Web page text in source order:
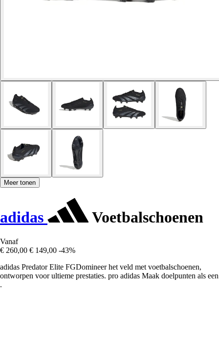
Meer tonen
adidas Voetbalschoenen
Vanaf
€ 260,00 € 149,00 -43%
adidas Predator Elite FGDomineer het veld met voetbalschoenen,
ontworpen voor ultieme prestaties. pro adidas Maak doelpunten als een
.